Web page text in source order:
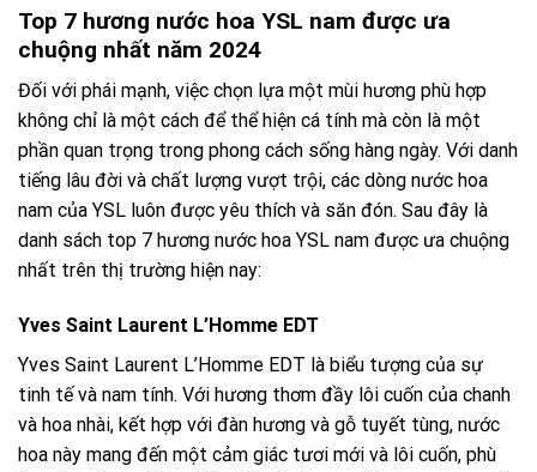
Top 7 hương nước hoa YSL nam được ưa
chuộng nhất năm 2024
Đối với phái mạnh, việc chọn lựa một mùi hương phù hợp
không chỉ là một cách để thể hiện cá tính mà còn là một
phần quan trọng trong phong cách sống hàng ngày. Với danh
tiếng lâu đời và chất lượng vượt trội, các dòng nước hoa
nam của YSL luôn được yêu thích và săn đón. Sau đây là
danh sách top 7 hương nước hoa YSL nam được ưa chuộng
nhất trên thị trường hiện nay:
Yves Saint Laurent L’Homme EDT
Yves Saint Laurent L’Homme EDT là biểu tượng của sự
tinh tế và nam tính. Với hương thơm đầy lôi cuốn của chanh
và hoa nhài, kết hợp với đàn hương và gỗ tuyết tùng, nước
hoa này mang đến một cảm giác tươi mới và lôi cuốn, phù